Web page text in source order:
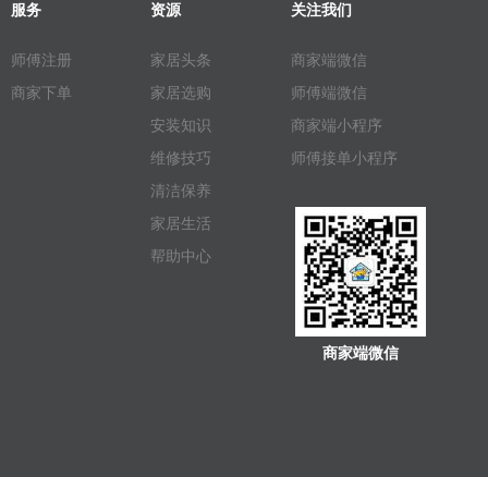
服务
师傅注册
商家下单
资源
家居头条
家居选购
安装知识
维修技巧
清洁保养
家居生活
帮助中心
关注我们
商家端微信
师傅端微信
商家端小程序
师傅接单小程序
商家端微信